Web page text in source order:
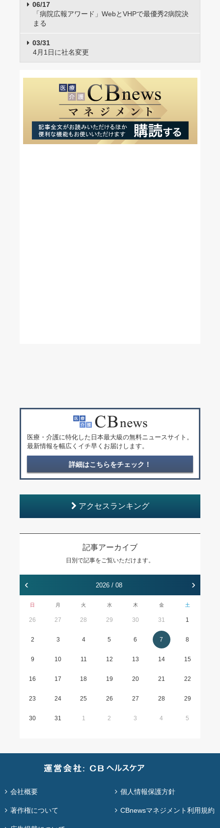
06/17
「病院広報アワード」WebとVHPで最優秀2病院決
まる
03/31
4月1日に社名変更
医療・介護に特化した日本最大級の無料ニュースサイト。
最新情報を幅広くイチ早くお届けします。
詳細はこちらをチェック！
アクセスランキング
記事アーカイブ
日別で記事をご覧いただけます。
‹ 2026 / 08 ›
日 月 火 水 木 金 土
26 27 28 29 30 31 1
2 3 4 5 6 7 8
9 10 11 12 13 14 15
16 17 18 19 20 21 22
23 24 25 26 27 28 29
30 31 1 2 3 4 5
会社概要 個人情報保護方針
著作権について CBnewsマネジメント利用規約